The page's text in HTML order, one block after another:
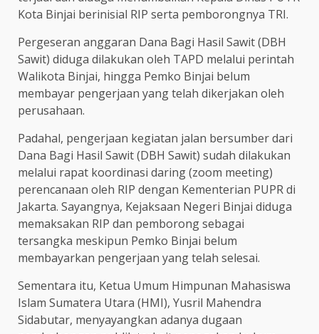
Kota Binjai berinisial RIP serta pemborongnya TRI.
Pergeseran anggaran Dana Bagi Hasil Sawit (DBH
Sawit) diduga dilakukan oleh TAPD melalui perintah
Walikota Binjai, hingga Pemko Binjai belum
membayar pengerjaan yang telah dikerjakan oleh
perusahaan.
Padahal, pengerjaan kegiatan jalan bersumber dari
Dana Bagi Hasil Sawit (DBH Sawit) sudah dilakukan
melalui rapat koordinasi daring (zoom meeting)
perencanaan oleh RIP dengan Kementerian PUPR di
Jakarta. Sayangnya, Kejaksaan Negeri Binjai diduga
memaksakan RIP dan pemborong sebagai
tersangka meskipun Pemko Binjai belum
membayarkan pengerjaan yang telah selesai.
Sementara itu, Ketua Umum Himpunan Mahasiswa
Islam Sumatera Utara (HMI), Yusril Mahendra
Sidabutar, menyayangkan adanya dugaan